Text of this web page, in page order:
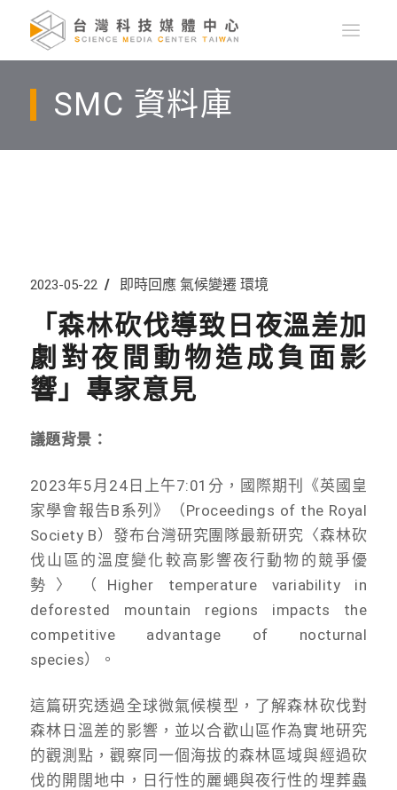
SMC 資料庫
2023-05-22 即時回應 氣候變遷 環境
「森林砍伐導致日夜溫差加
劇對夜間動物造成負面影
響」專家意見
議題背景：
2023年5月24日上午7:01分，國際期刊《英國皇
家學會報告B系列》（Proceedings of the Royal
Society B）發布台灣研究團隊最新研究〈森林砍
伐山區的溫度變化較高影響夜行動物的競爭優
勢〉（Higher temperature variability in
deforested mountain regions impacts the
competitive advantage of nocturnal
species）。
這篇研究透過全球微氣候模型，了解森林砍伐對
森林日溫差的影響，並以合歡山區作為實地研究
的觀測點，觀察同一個海拔的森林區域與經過砍
伐的開闊地中，日行性的麗蠅與夜行性的埋葬蟲